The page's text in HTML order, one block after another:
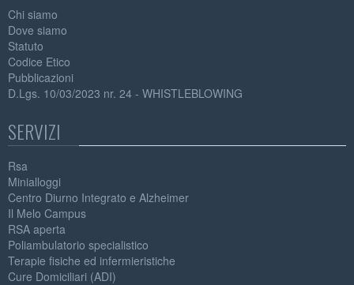
Chi siamo
Dove siamo
Statuto
Codice Etico
Pubblicazioni
D.Lgs. 10/03/2023 nr. 24 - WHISTLEBLOWING
SERVIZI
Rsa
Minialloggi
Centro Diurno Integrato e Alzheimer
Il Melo Campus
RSA aperta
Poliambulatorio specialistico
Terapie fisiche ed infermieristiche
Cure Domiciliari (ADI)